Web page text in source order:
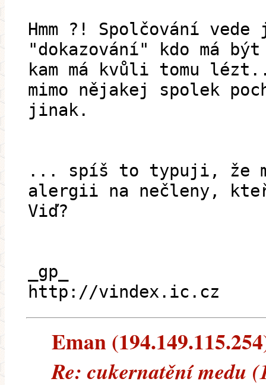
Hmm ?! Spolčování vede
"dokazování" kdo má
kam má kvůli tomu
mimo nějakej spolek
jinak.
... spíš to typuji, že
alergii na nečleny,
Viď?
_gp_
http://vindex.ic.cz
Eman
Re: cukernatění medu